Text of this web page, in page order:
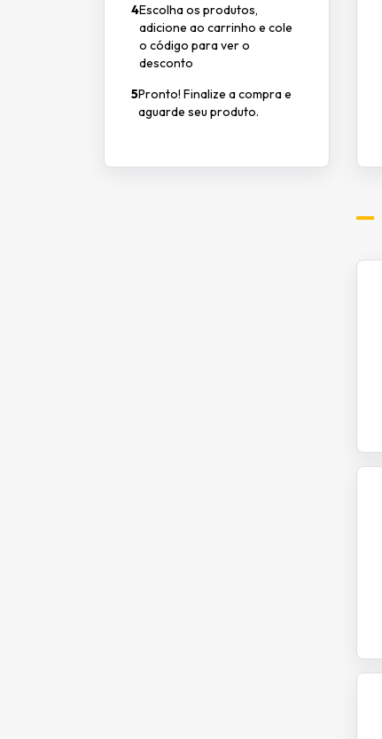
4Escolha os produtos,
adicione ao carrinho e cole
o código para ver o
desconto
5Pronto! Finalize a compra e
aguarde seu produto.